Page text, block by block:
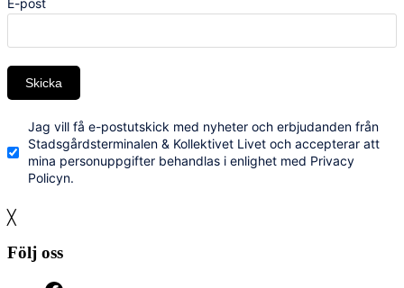
E-post
Skicka
Jag vill få e-postutskick med nyheter och erbjudanden från
Stadsgårdsterminalen & Kollektivet Livet och accepterar att
mina personuppgifter behandlas i enlighet med Privacy
Policyn.
╳
Följ oss